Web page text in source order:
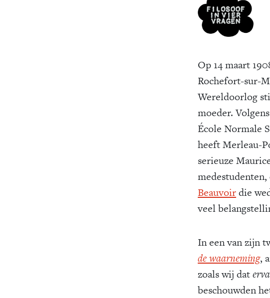
Op 14 maart
Rochefort-sur-
Wereldoorlog
moeder. Volgens
École Normale
heeft Merleau-
serieuze
Beauvoirdie
veel
In een van zijn
de waarneming,
zoals wij dat
beschouwden